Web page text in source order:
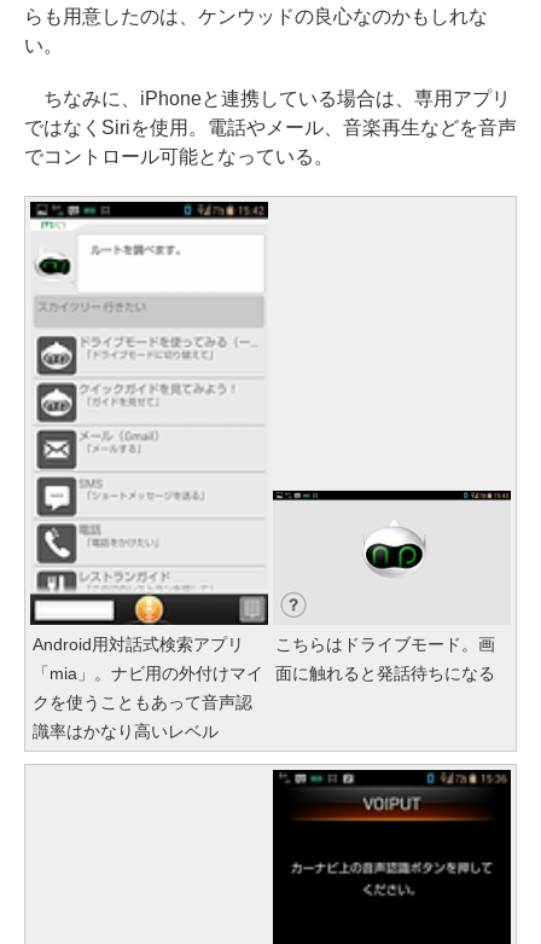
らも用意したのは、ケンウッドの良心なのかもしれな
い。
ちなみに、iPhoneと連携している場合は、専用アプリ
ではなくSiriを使用。電話やメール、音楽再生などを音声
でコントロール可能となっている。
Android用対話式検索アプリ
「mia」。ナビ用の外付けマイ
クを使うこともあって音声認
識率はかなり高いレベル
こちらはドライブモード。画
面に触れると発話待ちになる